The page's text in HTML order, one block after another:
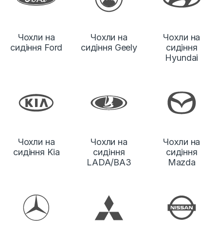
Чохли на
сидіння Ford
Чохли на
сидіння Geely
Чохли на
сидіння
Hyundai
Чохли на
сидіння Kia
Чохли на
сидіння
LADA/ВАЗ
Чохли на
сидіння
Mazda